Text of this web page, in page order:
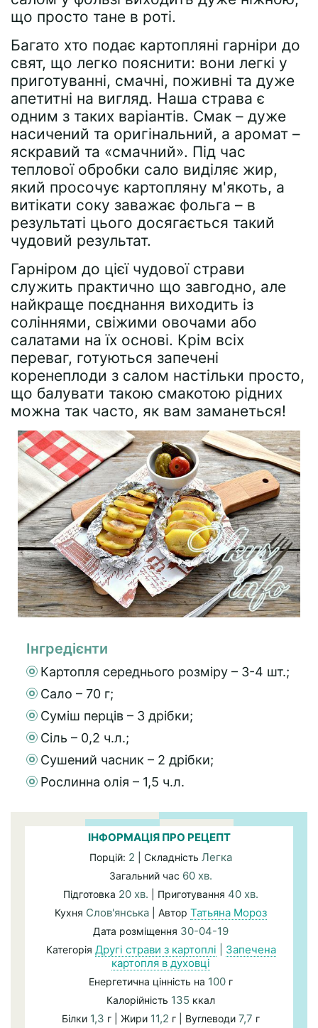
що просто тане в роті.
Багато хто подає картопляні гарніри до
свят, що легко пояснити: вони легкі у
приготуванні, смачні, поживні та дуже
апетитні на вигляд. Наша страва є
одним з таких варіантів. Смак – дуже
насичений та оригінальний, а аромат –
яскравий та «смачний». Під час
теплової обробки сало виділяє жир,
який просочує картопляну м'якоть, а
витікати соку заважає фольга – в
результаті цього досягається такий
чудовий результат.
Гарніром до цієї чудової страви
служить практично що завгодно, але
найкраще поєднання виходить із
соліннями, свіжими овочами або
салатами на їх основі. Крім всіх
переваг, готуються запечені
коренеплоди з салом настільки просто,
що балувати такою смакотою рідних
можна так часто, як вам заманеться!
Інгредієнти
Картопля середнього розміру – 3-4 шт.;
Сало – 70 г;
Суміш перців – 3 дрібки;
Сіль – 0,2 ч.л.;
Сушений часник – 2 дрібки;
Рослинна олія – 1,5 ч.л.
ІНФОРМАЦІЯ ПРО РЕЦЕПТ
Порцій: 2 | Складність Легка
Загальний час 60 хв.
Підготовка 20 хв. | Приготування 40 хв.
Кухня Слов'янська | Автор Татьяна Мороз
Дата розміщення 30-04-19
Категорія Другі страви з картоплі
Запечена
картопля в духовці
Енергетична цінність на 100 г
Калорійність 135 ккал
Білки 1,3 г | Жири 11,2 г | Вуглеводи 7,7 г